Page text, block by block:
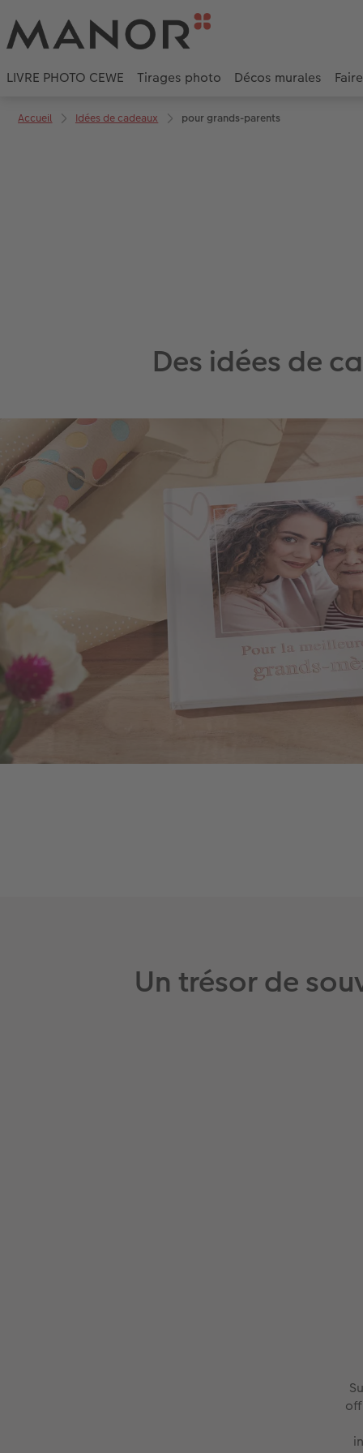
LIVRE PHOTO CEWE Tirages photo Décos murales
Accueil Idées de cadeaux pour grands-parents
Des idées de
Un trésor de